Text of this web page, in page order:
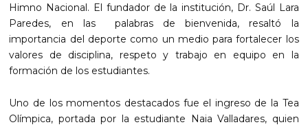
Himno Nacional. El fundador de la institución, Dr. Saúl Lara
Paredes, en las palabras de bienvenida, resaltó la
importancia del deporte como un medio para fortalecer los
valores de disciplina, respeto y trabajo en equipo en la
formación de los estudiantes.
Uno de los momentos destacados fue el ingreso de la Tea
Olímpica, portada por la estudiante Naia Valladares, quien